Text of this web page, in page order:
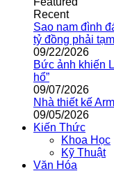
Recent
Sao nam đình
tỷ đồng phải
09/22/2026
Bức ảnh khiến
hổ”
09/07/2026
Nhà thiết kế
09/05/2026
Kiến Thức
Khoa Học
Kỹ Thuật
Văn Hóa